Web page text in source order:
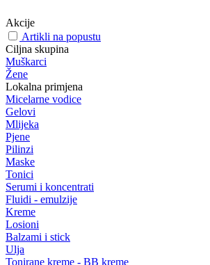
Akcije
Artikli na popustu
Ciljna skupina
Muškarci
Žene
Lokalna primjena
Micelarne vodice
Gelovi
Mlijeka
Pjene
Pilinzi
Maske
Tonici
Serumi i koncentrati
Fluidi - emulzije
Kreme
Losioni
Balzami i stick
Ulja
Tonirane kreme - BB kreme